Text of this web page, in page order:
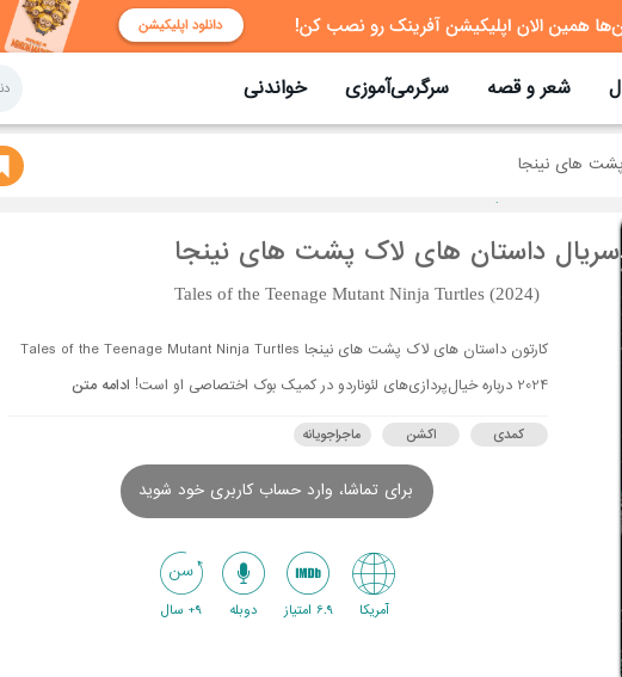
شعر و قصه سرگرمی‌آموزی خواندنی
‌های نینجا
سریال داستان ‌های لاک ‌پشت ‌های نینجا
Tales of the Teenage Mutant Ninja Turtles (2024)
کارتون داستان های لاک پشت های نینجا Tales of the Teenage Mutant Ninja Turtles
2024 درباره خیال‌پردازی‌های لئوناردو در کمیک بوک اختصاصی او است!
ادامه متن
کمدی اکشن ماجراجویانه
برای تماشا، وارد حساب کاربری خود شوید
آمریکا 6.9 امتیاز دوبله 9+ سال